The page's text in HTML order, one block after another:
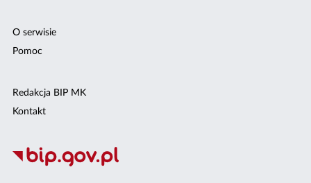
O serwisie
Pomoc
Redakcja BIP MK
Kontakt